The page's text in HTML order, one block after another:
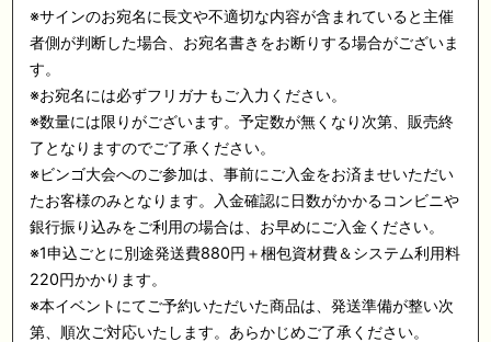
※サインのお宛名に長文や不適切な内容が含まれていると主催
者側が判断した場合、お宛名書きをお断りする場合がございま
す。
※お宛名には必ずフリガナもご入力ください。
※数量には限りがございます。予定数が無くなり次第、販売終
了となりますのでご了承ください。
※ビンゴ大会へのご参加は、事前にご入金をお済ませいただい
たお客様のみとなります。入金確認に日数がかかるコンビニや
銀行振り込みをご利用の場合は、お早めにご入金ください。
※1申込ごとに別途発送費880円＋梱包資材費＆システム利用料
220円かかります。
※本イベントにてご予約いただいた商品は、発送準備が整い次
第、順次ご対応いたします。あらかじめご了承ください。